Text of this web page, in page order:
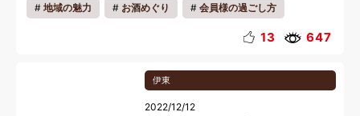
地域の魅力 お酒めぐり 会員様の過ごし方
リフレッシュ 料理
13 647
伊東
2022/12/12